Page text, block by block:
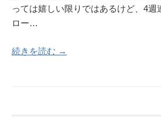
っては嬉しい限りではあるけど、4週
ロー…
続きを読む →